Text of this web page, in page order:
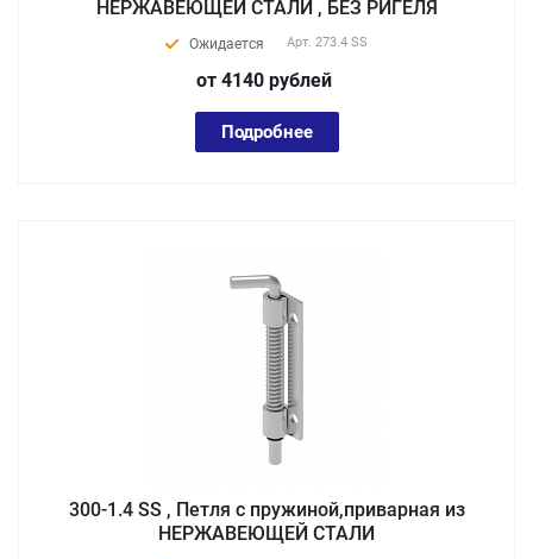
НЕРЖАВЕЮЩЕЙ СТАЛИ , БЕЗ РИГЕЛЯ
Ожидается Арт. 273.4 SS
от 4140 рублей
Подробнее
300-1.4 SS , Петля с пружиной,приварная из
НЕРЖАВЕЮЩЕЙ СТАЛИ